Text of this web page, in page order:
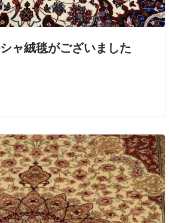
ャ絨毯がございました